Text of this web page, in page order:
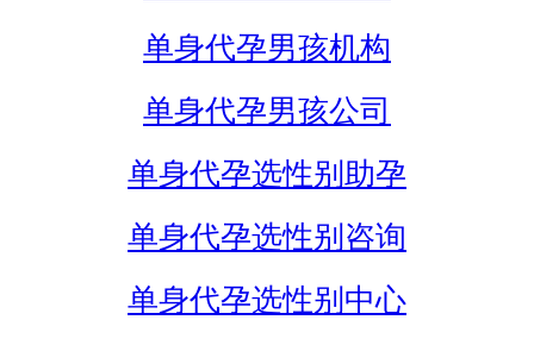
单身代孕男孩机构
单身代孕男孩公司
单身代孕选性别助孕
单身代孕选性别咨询
单身代孕选性别中心